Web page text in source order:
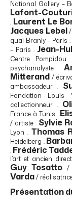
National Gallery –
Lafont-
. Laurent Le
Jacques Lebel
quai Branly – Paris .
– Paris . Jean-
Centre
psychanalyste .
Mitterand /
ambassadeur .
Fondation
collectionneur .
France à Tunis .
/ artiste . Sylvie
Lyon . Thomas
Heidelberg .
. Frédéric
l’art et ancien
Guy Tosatto /
Varda/
Présentation